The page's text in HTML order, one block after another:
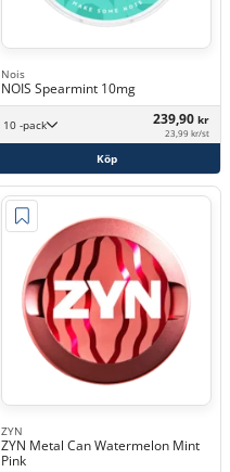
Nois
NOIS Spearmint 10mg
10 -pack 239,90 kr
23,99 kr/st
Köp
ZYN
ZYN Metal Can Watermelon Mint
Pink